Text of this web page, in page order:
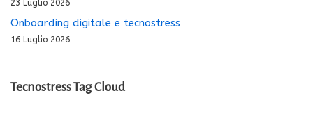
23 Luglio 2026
Onboarding digitale e tecnostress
16 Luglio 2026
Tecnostress Tag Cloud